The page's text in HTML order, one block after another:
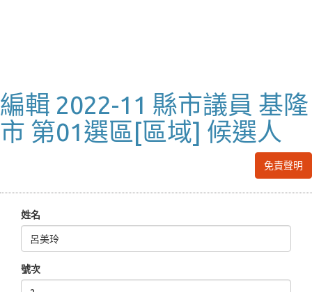
編輯 2022-11 縣市議員 基隆
市 第01選區[區域] 候選人
免責聲明
姓名
號次